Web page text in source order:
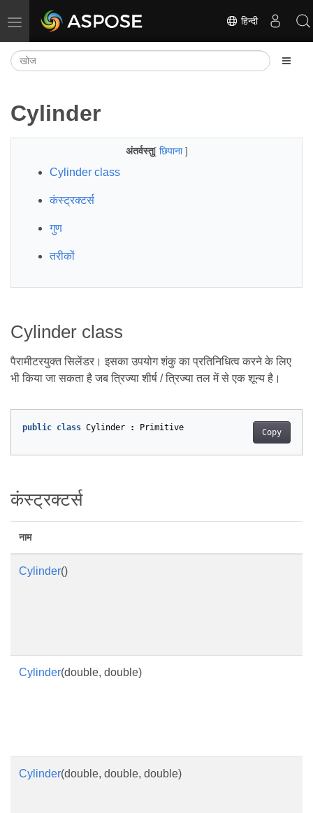
नेविगेशन टॉगल करें हिन्दी
Cylinder
अंतर्वस्तु[ छिपाना]
Cylinder class
कंस्ट्रक्टर्स
गुण
तरीकों
Cylinder class
पैरामीटरयुक्त सिलेंडर। इसका उपयोग शंकु का प्रतिनिधित्व करने के लिए
भी किया जा सकता है जब त्रिज्या शीर्ष / त्रिज्या तल में से एक शून्य है।
Copy
public class Cylinder : Primitive
कंस्ट्रक्टर्स
नाम
Cylinder()
Cylinder(double, double)
Cylinder(double, double, double)